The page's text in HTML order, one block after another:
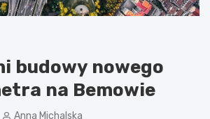
budowy nowego
na Bemowie
Anna Michalska